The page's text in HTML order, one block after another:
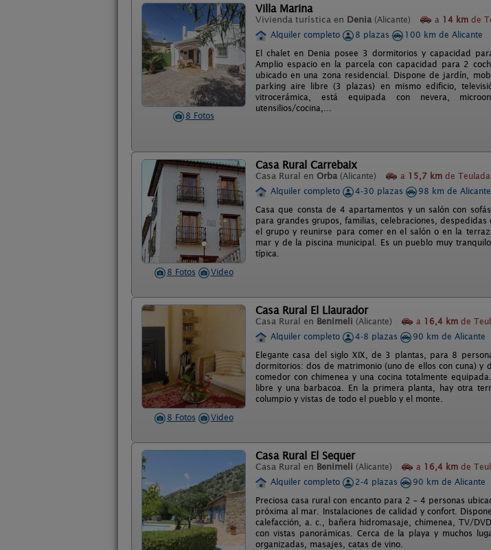
8 Fotos
Villa Marina
Vivienda turística en Denia (Alicante) a 14 km de
Alquiler completo
8 plazas
100 km de Alicante
El chalet en Denia posee 3 dormitorios y capacidad
Amplio espacio en la parcela con capacidad para 2
ubicado en una zona residencial. Dispone de jardín,
parking aire libre (3 plazas) en mismo edificio,
vitrocerámica, está equipada con nevera,
utensilios/cocina,...
8 Fotos Video
Casa Rural Carrebaix
Casa Rural en Orba (Alicante) a 15,7 km de
Alquiler completo
4-30 plazas
98 km de Alicante
Casa que consta de 4 apartamentos y un salón con
para grandes grupos, familias, celebraciones,
el grupo y reunirse para comer en el salón o en la
mar y de la piscina municipal. Es un pueblo muy
típica.
8 Fotos Video
Casa Rural El Llaurador
Casa Rural en Benimeli (Alicante) a 16,4 km de
Alquiler completo
4-8 plazas
90 km de Alicante
Elegante casa del siglo XIX, de 3 plantas, para 8
dormitorios: dos de matrimonio (uno de ellos con cuna) y
comedor con chimenea y una cocina totalmente
libre y una barbacoa. En la primera planta, hay otra
columpio y vistas de todo el pueblo y el monte.
Casa Rural El Sequer
Casa Rural en Benimeli (Alicante) a 16,4 km de
Alquiler completo
2-4 plazas
90 km de Alicante
Preciosa casa rural con encanto para 2 – 4 personas
próxima al mar. Instalaciones de calidad y confort.
calefacción, a. c., bañera hidromasaje, chimenea, TV/
con vistas panorámicas. Cerca de la playa y muchos
organizadas, masajes, catas de vino.